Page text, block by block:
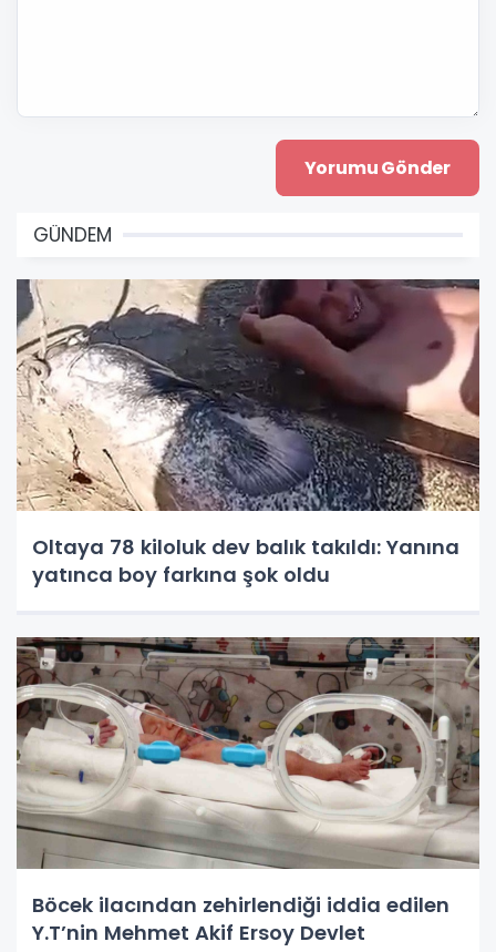
GÜNDEM
Oltaya 78 kiloluk dev balık takıldı: Yanına
yatınca boy farkına şok oldu
Böcek ilacından zehirlendiği iddia edilen
Y.T’nin Mehmet Akif Ersoy Devlet